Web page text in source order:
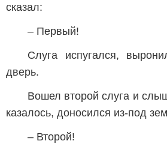
сказал:
– Первый!
Слуга испугался,
дверь.
Вошел второй слуга и
казалось, доносился из-под
– Второй!